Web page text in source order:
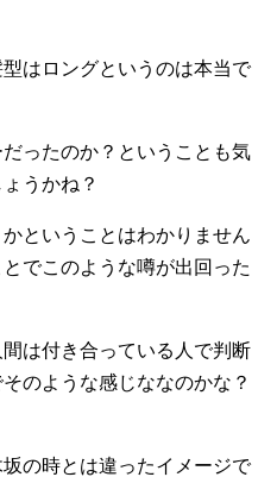
はロングというのは本当で
ったのか？ということも気
うかね？
ということはわかりません
でこのような噂が出回った
は付き合っている人で判断
のような感じななのかな？
の時とは違ったイメージで